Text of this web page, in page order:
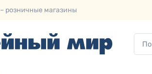
– розничные магазины